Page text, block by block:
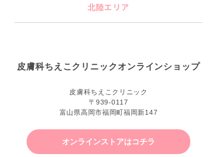
北陸エリア
皮膚科ちえこクリニックオンラインショップ
皮膚科ちえこクリニック
〒939-0117
富山県高岡市福岡町福岡新147
オンラインストアはコチラ